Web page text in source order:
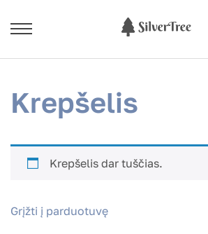
Krepšelis
Krepšelis dar tuščias.
Grįžti į parduotuvę